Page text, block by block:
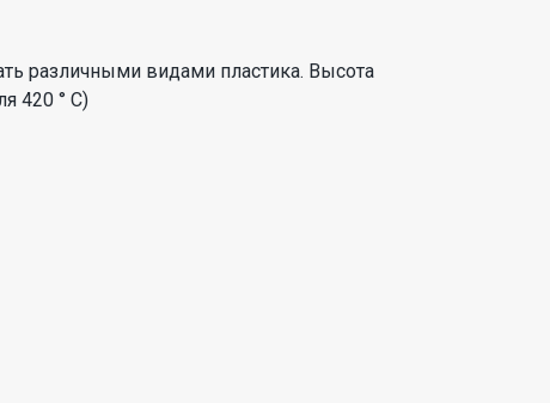
различными видами пластика. Высота
420 ° C)